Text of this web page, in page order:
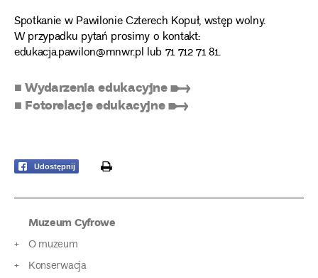
Spotkanie w Pawilonie Czterech Kopuł, wstęp wolny.
W przypadku pytań prosimy o kontakt:
edukacja.pawilon@mnwr.pl lub 71 712 71 81.
■ Wydarzenia edukacyjne ➸
■ Fotorelacje edukacyjne ➸
Udostępnij print
Muzeum Cyfrowe
O muzeum
Konserwacja